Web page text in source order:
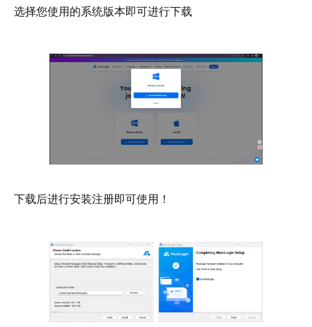
选择您使用的系统版本即可进行下载
下载后进行安装注册即可使用！